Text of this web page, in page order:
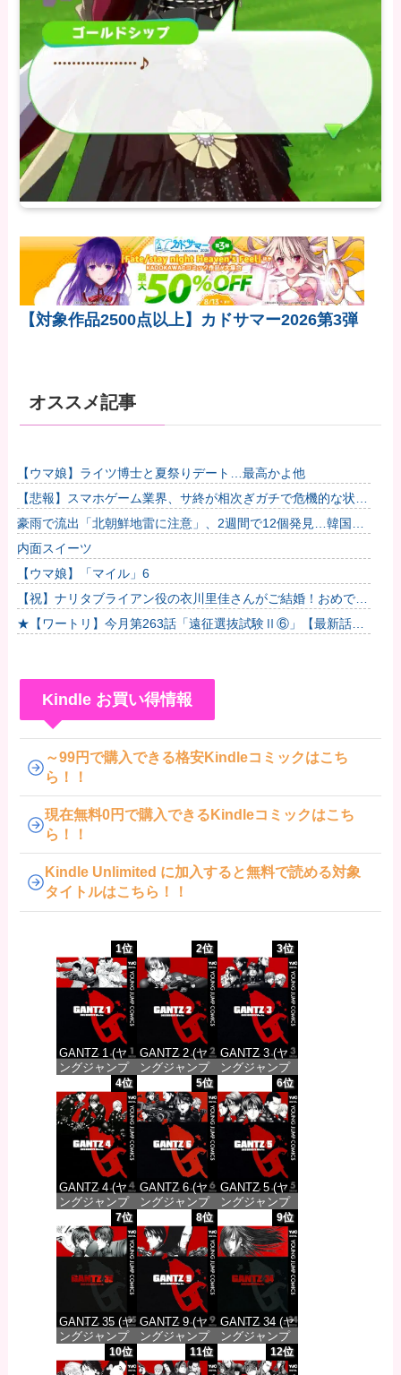
【対象作品2500点以上】カドサマー2026第3弾
オススメ記事
【ウマ娘】ライツ博士と夏祭りデート…最高かよ他
【悲報】スマホゲーム業界、サ終が相次ぎガチで危機的な状況
に…その理由がこちら他
豪雨で流出「北朝鮮地雷に注意」、2週間で12個発見…韓国北
西部！
内面スイーツ
【ウマ娘】「マイル」6
【祝】ナリタブライアン役の衣川里佳さんがご結婚！おめでと
うございます！
★【ワートリ】今月第263話「遠征選抜試験Ⅱ⑥」【最新話コ
Kindle お買い得情報
～99円で購入できる格安Kindleコミックはこち
ら！！
現在無料0円で購入できるKindleコミックはこち
ら！！
Kindle Unlimited に加入すると無料で読める対象
タイトルはこちら！！
1位
GANTZ 1 (ヤ
ングジャンプ
コミックス
DIGITAL)
価格：¥100
2位
GANTZ 2 (ヤ
ングジャンプ
コミックス
DIGITAL)
価格：¥100
3位
GANTZ 3 (ヤ
ングジャンプ
コミックス
DIGITAL)
価格：¥100
4位
GANTZ 4 (ヤ
ングジャンプ
コミックス
DIGITAL)
価格：¥100
5位
GANTZ 6 (ヤ
ングジャンプ
コミックス
DIGITAL)
価格：¥100
6位
GANTZ 5 (ヤ
ングジャンプ
コミックス
DIGITAL)
価格：¥100
7位
GANTZ 35 (ヤ
ングジャンプ
コミックス
DIGITAL)
8位
GANTZ 9 (ヤ
ングジャンプ
コミックス
DIGITAL)
9位
GANTZ 34 (ヤ
ングジャンプ
コミックス
DIGITAL)
10位 11位 12位